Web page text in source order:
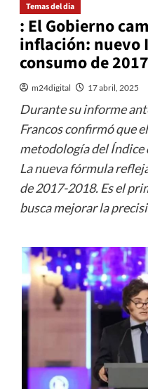
Temas del dia
: El Gobierno
inflación: nuevo
consumo de
m24digital 17 abril, 2025
Durante su informe
Francos confirmó que
metodología del Índice
La nueva fórmula
de 2017-2018. Es el
busca mejorar la